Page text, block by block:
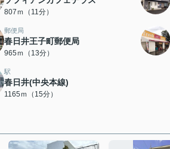
807ｍ（11分）
郵便局
春日井王子町郵便局
965ｍ（13分）
駅
春日井(中央本線)
1165ｍ（15分）